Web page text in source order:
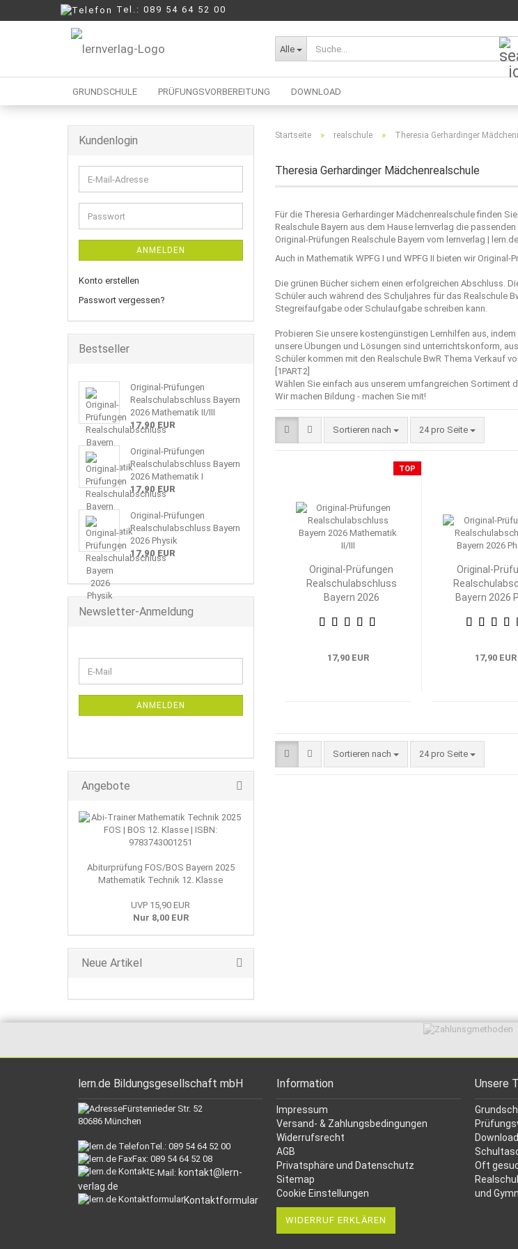
Tel.: 089 54 64 52 00
Alle
GRUNDSCHULE PRÜFUNGSVORBEREITUNG
Mittelschule
DOWNLOAD
Startseite » realschule » Theresia Gerhardinger
Theresia Gerhardinger Mädchenrealschule
Für die Theresia Gerhardinger Mädchenrealschule finden
Realschule Bayern aus dem Hause lernverlag die
Original-Prüfungen Realschule Bayern vom lernverlag |
Auch in Mathematik WPFG I und WPFG II bieten wir Original-
Die grünen Bücher sichern einen erfolgreichen Abschluss.
Schüler auch während des Schuljahres für das Realschule
Stegreifaufgabe oder Schulaufgabe schreiben kann.
Probieren Sie unsere kostengünstigen Lernhilfen aus,
unsere Übungen und Lösungen sind unterrichtskonform,
Schüler kommen mit den Realschule BwR Thema Verkauf
[1PART2]
Wählen Sie einfach aus unserem umfangreichen Sortiment
Wir machen Bildung - machen Sie mit!
Sortieren nach
Sortieren nach 24 pro Seite
pro Seite
TOP
Original-Prüfungen
Realschulabschluss
Bayern 2026
17,90 EUR
Original-
Bayern 2026
17,90 EUR
Sortieren nach
Sortieren nach 24 pro Seite
pro Seite
Kundenlogin
E-
Mail-
Adresse
Passwort
ANMELDEN
Konto erstellen
Passwort vergessen?
Bestseller
Original-Prüfungen
Realschulabschluss Bayern
2026 Mathematik II/III
17,90 EUR
Original-Prüfungen
Realschulabschluss Bayern
2026 Mathematik I
17,90 EUR
Original-Prüfungen
Realschulabschluss Bayern
2026 Physik
17,90 EUR
Newsletter-Anmeldung
ZUR
E-
Mail
ANMELDEN
Angebote
Abiturprüfung FOS/BOS Bayern 2025
Mathematik Technik 12. Klasse
UVP 15,90 EUR
Nur 8,00 EUR
Neue Artikel
lern.de Bildungsgesellschaft mbH
Fürstenrieder Str. 52
80686 München
Tel.: 089 54 64 52 00
Fax: 089 54 64 52 08
E-Mail: kontakt@lern-
verlag.de
Kontaktformular
Information
Impressum
Versand- & Zahlungsbedingungen
Widerrufsrecht
AGB
Privatsphäre und Datenschutz
Sitemap
Cookie Einstellungen
WIDERRUF ERKLÄREN
Unsere
Download
Oft
und